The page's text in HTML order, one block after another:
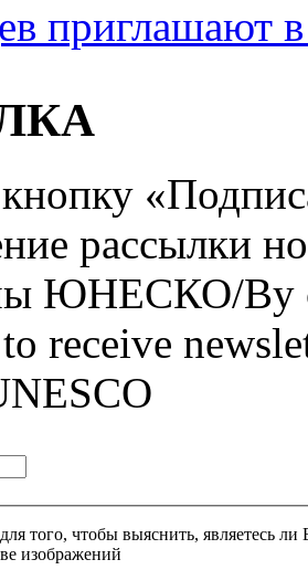
приглашают
рассылки
ЮНЕСКО/By
receive
того, чтобы выяснить, являетесь